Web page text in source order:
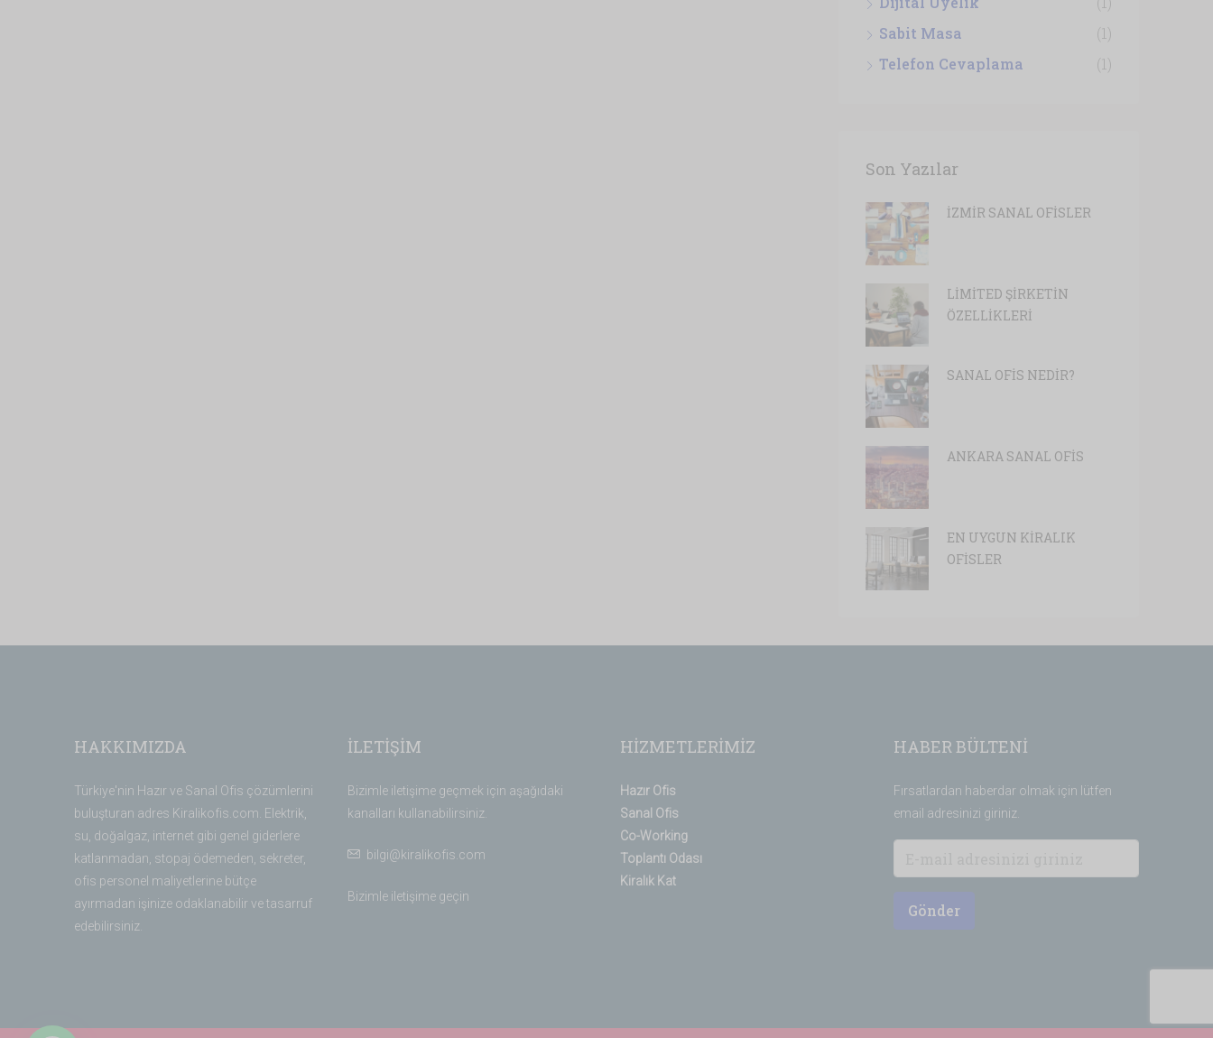
Sabit Masa
(1)
Telefon Cevaplama
(1)
Son Yazılar
İZMİR SANAL OFİSLER
LİMİTED ŞİRKETİN
ÖZELLİKLERİ
SANAL OFİS NEDİR?
ANKARA SANAL OFİS
EN UYGUN KİRALIK
OFİSLER
HAKKIMIZDA
Türkiye'nin Hazır ve Sanal Ofis çözümlerini
buluşturan adres Kiralikofis.com. Elektrik,
su, doğalgaz, internet gibi genel giderlere
katlanmadan, stopaj ödemeden, sekreter,
ofis personel maliyetlerine bütçe
ayırmadan işinize odaklanabilir ve tasarruf
edebilirsiniz.
İLETİŞİM
Bizimle iletişime geçmek için aşağıdaki
kanalları kullanabilirsiniz.
bilgi@kiralikofis.com
Bizimle iletişime geçin
HİZMETLERİMİZ
Hazır Ofis
Sanal Ofis
Co-Working
Toplantı Odası
Kiralık Kat
HABER BÜLTENİ
Fırsatlardan haberdar olmak için lütfen
email adresinizi giriniz.
Gönder